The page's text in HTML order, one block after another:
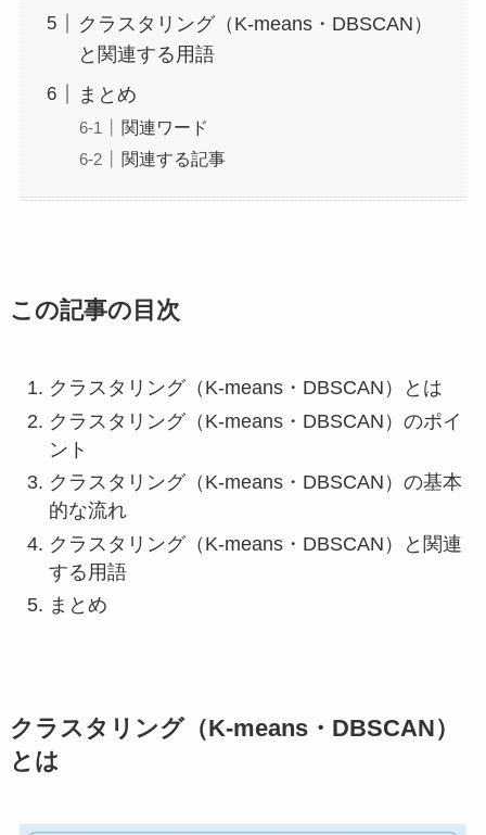
クラスタリング（K-means・DBSCAN）
と関連する用語
まとめ
関連ワード
関連する記事
この記事の目次
クラスタリング（K-means・DBSCAN）とは
クラスタリング（K-means・DBSCAN）のポイ
ント
クラスタリング（K-means・DBSCAN）の基本
的な流れ
クラスタリング（K-means・DBSCAN）と関連
する用語
まとめ
クラスタリング（K-means・DBSCAN）
とは